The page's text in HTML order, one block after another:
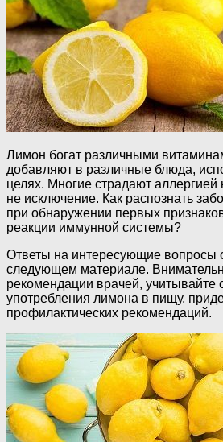
Лимон богат различными
добавляют в различные блюда,
целях. Многие страдают
не исключение. Как распознать
при обнаружении первых
реакции иммунной системы?
Ответы на интересующие вопросы
следующем материале.
рекомендации врачей, учитывайте
употребления лимона в пищу,
профилактических рекомендаций.